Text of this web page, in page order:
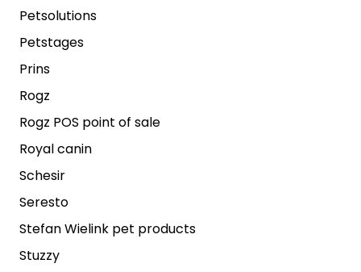
Petsolutions
Petstages
Prins
Rogz
Rogz POS point of sale
Royal canin
Schesir
Seresto
Stefan Wielink pet products
Stuzzy